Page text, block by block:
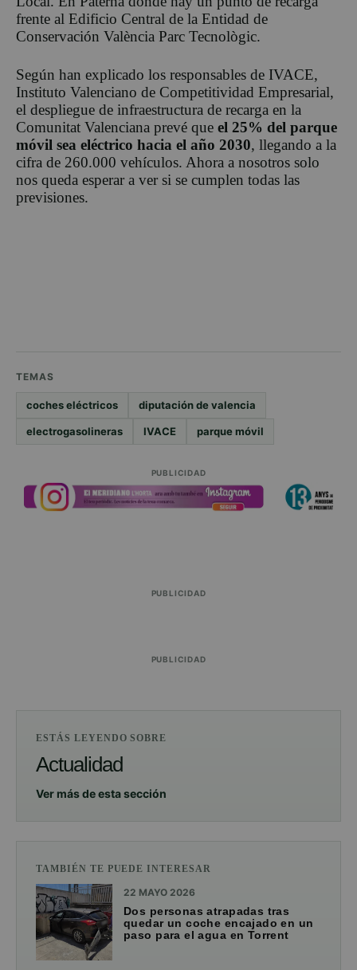
frente al Edificio Central de la Entidad de
Conservación València Parc Tecnològic.
Según han explicado los responsables de IVACE,
Instituto Valenciano de Competitividad Empresarial,
el despliegue de infraestructura de recarga en la
Comunitat Valenciana prevé que el 25% del parque
móvil sea eléctrico hacia el año 2030, llegando a la
cifra de 260.000 vehículos. Ahora a nosotros solo
nos queda esperar a ver si se cumplen todas las
previsiones.
TEMAS
coches eléctricos diputación de valencia
electrogasolineras IVACE parque móvil
PUBLICIDAD
PUBLICIDAD
PUBLICIDAD
ESTÁS LEYENDO SOBRE
Actualidad
Ver más de esta sección
TAMBIÉN TE PUEDE INTERESAR
22 MAYO 2026
Dos personas atrapadas tras
quedar un coche encajado en un
paso para el agua en Torrent